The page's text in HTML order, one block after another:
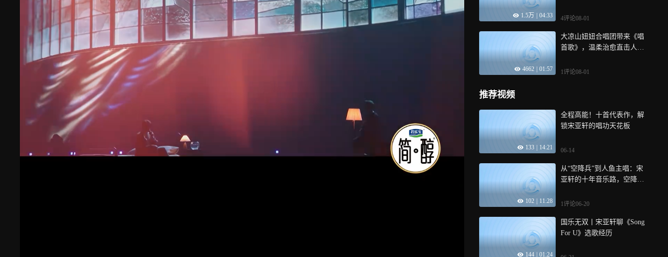
1.5万 04:33 4评论08-01
4662 01:57
大凉山妞妞合唱团带来《唱
首歌》，温柔治愈直击人心
1评论08-01
推荐视频
133 14:21
全程高能！十首代表作，解
锁宋亚轩的唱功天花板
06-14
102 11:28
从“空降兵”到人鱼主唱：宋
亚轩的十年音乐路，空降到
1评论06-20
144 01:24
国乐无双丨宋亚轩聊《Song
For U》选歌经历